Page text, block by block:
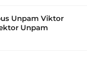
Unpam Viktor
Unpam